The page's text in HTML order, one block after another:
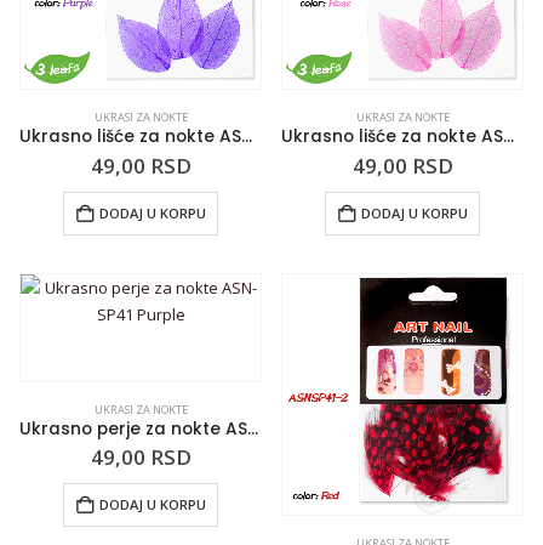
UKRASI ZA NOKTE
Ukrasno lišće za nokte ASN-SP42 Purple
49,00 RSD
DODAJ U KORPU
UKRASI ZA NOKTE
Ukrasno lišće za nokte ASN-SP42 Rose
49,00 RSD
DODAJ U KORPU
UKRASI ZA NOKTE
Ukrasno perje za nokte ASN-SP41 Purple
49,00 RSD
DODAJ U KORPU